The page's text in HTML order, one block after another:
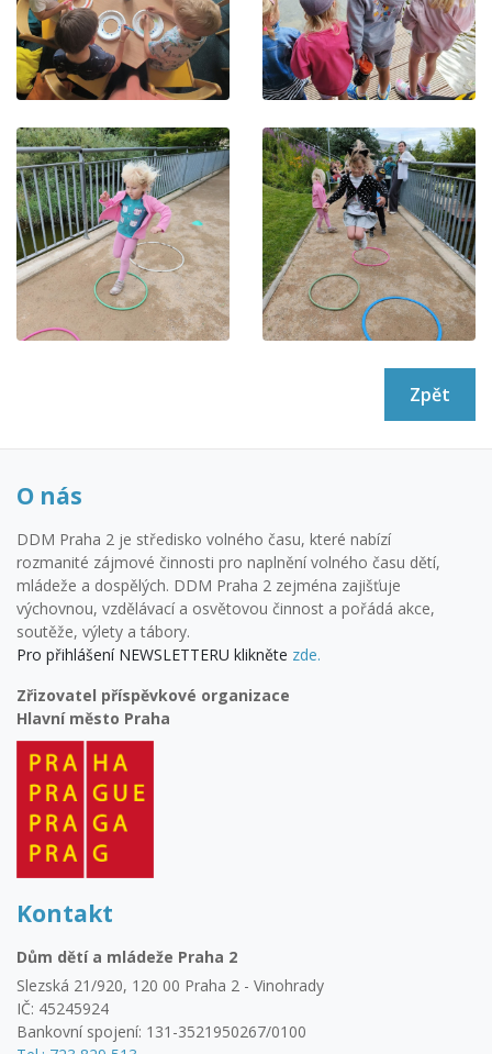
Zpět
O nás
DDM Praha 2 je středisko volného času, které nabízí
rozmanité zájmové činnosti pro naplnění volného času dětí,
mládeže a dospělých. DDM Praha 2 zejména zajišťuje
výchovnou, vzdělávací a osvětovou činnost a pořádá akce,
soutěže, výlety a tábory.
Pro přihlášení NEWSLETTERU klikněte zde.
Zřizovatel příspěvkové organizace
Hlavní město Praha
Kontakt
Dům dětí a mládeže Praha 2
Slezská 21/920, 120 00 Praha 2 - Vinohrady
IČ: 45245924
Bankovní spojení: 131-3521950267/0100